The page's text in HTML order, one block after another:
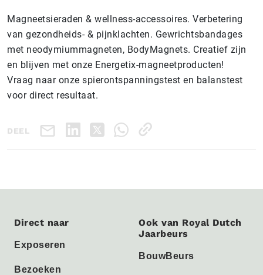
Magneetsieraden & wellness-accessoires. Verbetering
van gezondheids- & pijnklachten. Gewrichtsbandages
met neodymiummagneten, BodyMagnets. Creatief zijn
en blijven met onze Energetix-magneetproducten!
Vraag naar onze spierontspanningstest en balanstest
voor direct resultaat.
DEEL
Direct naar
Exposeren
Bezoeken
Ook van Royal Dutch
Jaarbeurs
BouwBeurs